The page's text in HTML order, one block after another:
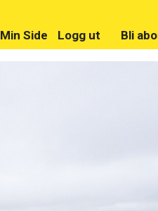
Min Side Logg ut Bli